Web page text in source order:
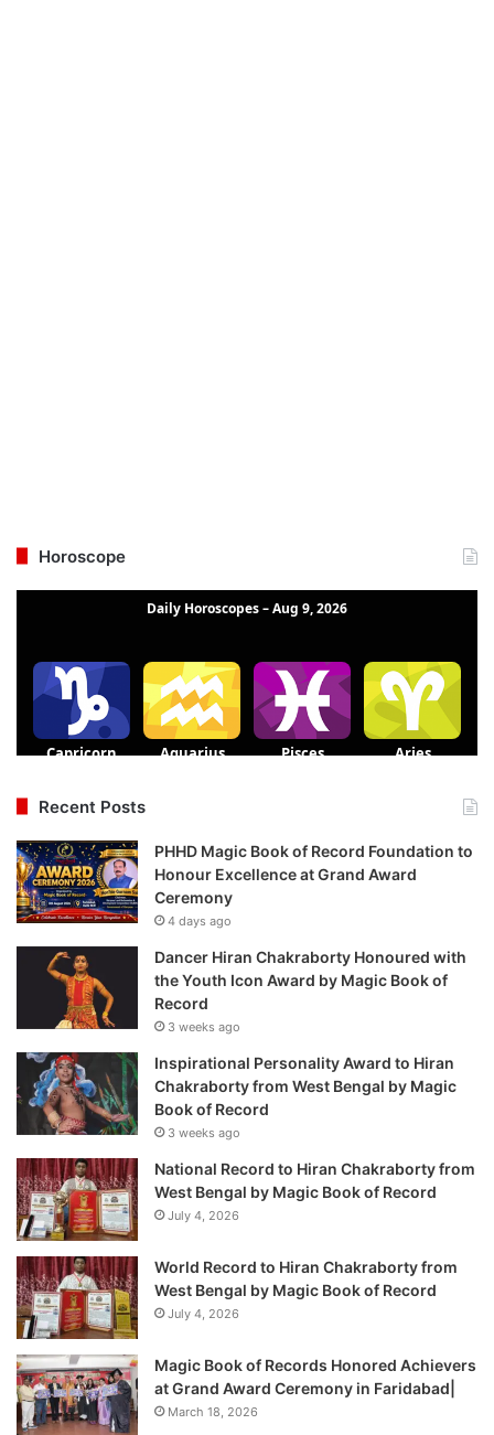
Horoscope
Recent Posts
PHHD Magic Book of Record Foundation to
Honour Excellence at Grand Award
Ceremony
4 days ago
Dancer Hiran Chakraborty Honoured with
the Youth Icon Award by Magic Book of
Record
3 weeks ago
Inspirational Personality Award to Hiran
Chakraborty from West Bengal by Magic
Book of Record
3 weeks ago
National Record to Hiran Chakraborty from
West Bengal by Magic Book of Record
July 4, 2026
World Record to Hiran Chakraborty from
West Bengal by Magic Book of Record
July 4, 2026
Magic Book of Records Honored Achievers
at Grand Award Ceremony in Faridabad|
March 18, 2026